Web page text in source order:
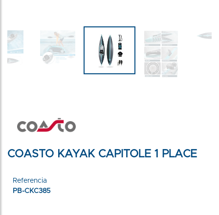
COASTO KAYAK CAPITOLE 1 PLACE
Referencia
PB-CKC385